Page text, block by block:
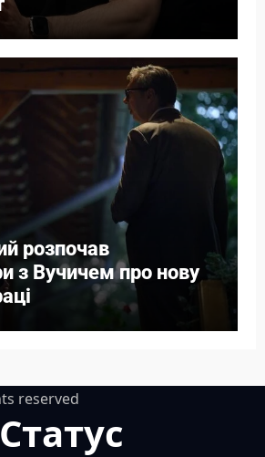
розпочав
з Вучичем про нову
reserved
Статус